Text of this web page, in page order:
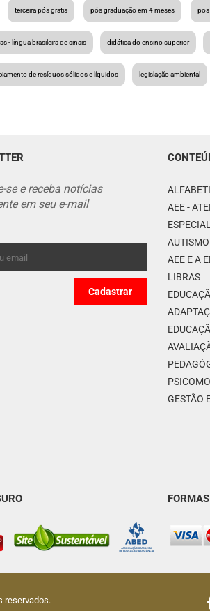
terceira pós gratis pós graduação em 4 meses pos
- língua brasileira de sinais didática do ensino superior
de resíduos sólidos e líquidos legislação ambiental
se e receba notícias
em seu e-mail
AEE -
AUTISMO
AEE E A
LIBRAS
GESTÃO
reservados.